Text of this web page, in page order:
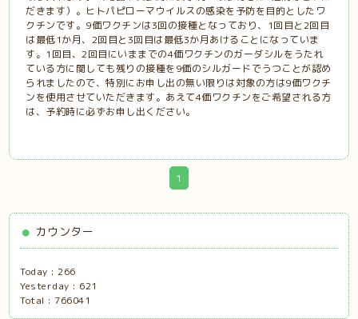
だきます）。ヒトパピローマウイルスの感染を予防を目的としたワ
クチンです。9価ワクチンは3回の接種となっており、1回目と2回目
は最低1か月、2回目と3回目は最低3か月あけることになっていま
す。1回目、2回目にいままでの4価ワクチンのガーダシルをうたれ
ている方に関しても残りの接種を9価のシルガードでうつことが認め
られましたので、特別にお申し出の無い限りは対象の方は9価ワクチ
ンを使用させていただきます。あえて4価ワクチンをご希望される方
は、予約時に必ずお申し出ください。
1
カウンター
Today :266
Yesterday : 621
Total : 766041